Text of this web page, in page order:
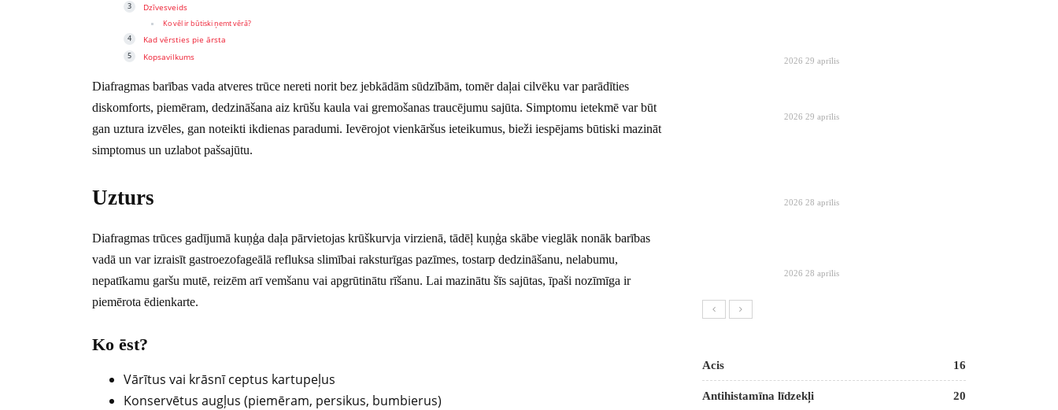
Dzīvesveids
Ko vēl ir būtiski ņemt vērā?
Kad vērsties pie ārsta
Kopsavilkums
Diafragmas barības vada atveres trūce nereti norit bez jebkādām sūdzībām, tomēr daļai cilvēku var parādīties
diskomforts, piemēram, dedzināšana aiz krūšu kaula vai gremošanas traucējumu sajūta. Simptomu ietekmē var būt
gan uztura izvēles, gan noteikti ikdienas paradumi. Ievērojot vienkāršus ieteikumus, bieži iespējams būtiski mazināt
simptomus un uzlabot pašsajūtu.
Uzturs
Diafragmas trūces gadījumā kuņģa daļa pārvietojas krūškurvja virzienā, tādēļ kuņģa skābe vieglāk nonāk barības
vadā un var izraisīt gastroezofageālā refluksa slimībai raksturīgas pazīmes, tostarp dedzināšanu, nelabumu,
nepatīkamu garšu mutē, reizēm arī vemšanu vai apgrūtinātu rīšanu. Lai mazinātu šīs sajūtas, īpaši nozīmīga ir
piemērota ēdienkarte.
Ko ēst?
Vārītus vai krāsnī ceptus kartupeļus
Konservētus augļus (piemēram, persikus, bumbierus)
2026 29 aprīlis
2026 29 aprīlis
2026 28 aprīlis
2026 28 aprīlis
Acis 16
Antihistamīna līdzekļi 20